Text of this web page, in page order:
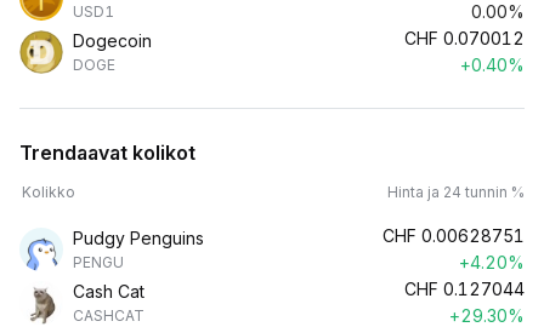
USD1
0.00%
Dogecoin
DOGE
CHF 0.070012
+0.40%
Trendaavat kolikot
Kolikko Hinta ja 24 tunnin %
Pudgy Penguins
PENGU
CHF 0.00628751
+4.20%
Cash Cat
CASHCAT
CHF 0.127044
+29.30%